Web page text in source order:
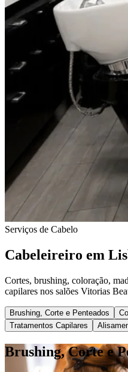
Serviços de Cabelo
Cabeleireiro em
Cortes, brushing, coloração,
capilares nos salões Vitorias
Brushing, Corte e Penteados
Tratamentos Capilares
Brushing, Corte e